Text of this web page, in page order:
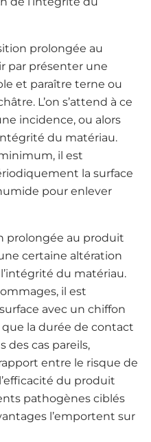
prolongée au
par présenter une
et paraître terne ou
L’on s’attend à ce
incidence, ou alors
du matériau.
il est
la surface
pour enlever
prolongée au produit
certaine altération
du matériau.
il est
avec un chiffon
la durée de contact
des cas pareils,
entre le risque de
du produit
pathogènes ciblés
l’emportent sur